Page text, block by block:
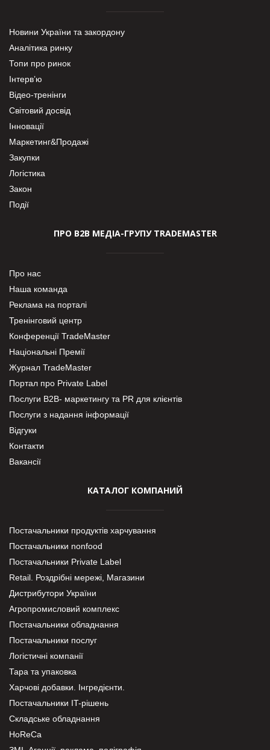
Новини України та закордону
Аналітика ринку
Топи про ринок
Інтерв’ю
Відео-тренінги
Світовий досвід
Інновації
Маркетинг&Продажі
Закупки
Логістика
Закон
Події
ПРО В2В МЕДІА-ГРУПУ TRADEMASTER
Про нас
Наша команда
Реклама на порталі
Тренінговий центр
Конференції TradeMaster
Національні Премії
Журнал TradeMaster
Портал про Private Label
Послуги В2В- маркетингу та PR для клієнтів
Послуги з надання інформації
Відгуки
Контакти
Вакансії
КАТАЛОГ КОМПАНИЙ
Постачальники продуктів харчування
Постачальники nonfood
Постачальники Private Label
Retail. Роздрібні мережі, Магазини
Дистрибутори України
Агропромисловий комплекс
Постачальники обладнання
Постачальники послуг
Логістичні компанії
Тара та упаковка
Харчові добавки. Інгредієнти.
Постачальники IT-рішень
Складське обладнання
HoReCa